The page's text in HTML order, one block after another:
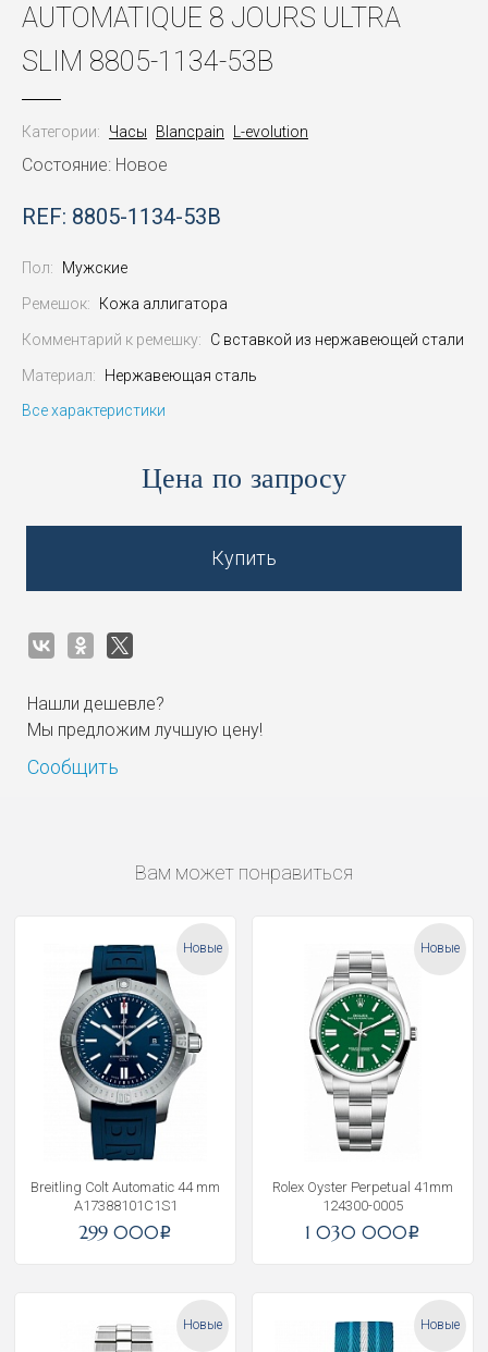
AUTOMATIQUE 8 JOURS ULTRA
SLIM 8805-1134-53B
Категории: Часы Blancpain L-evolution
Состояние: Новое
REF: 8805-1134-53B
Пол: Мужские
Ремешок: Кожа аллигатора
Комментарий к ремешку: С вставкой из нержавеющей стали
Материал:
Нержавеющая сталь
Все характеристики
Цена по запросу
Купить
Нашли дешевле?
Мы предложим лучшую цену!
Сообщить
Вам может понравиться
Новые
Breitling Colt Automatic 44 mm
A17388101C1S1
299 000i
Новые
Rolex Oyster Perpetual 41mm
124300-0005
1 030 000i
Новые Новые